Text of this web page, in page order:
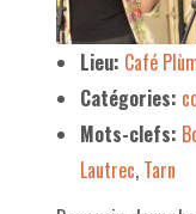
LE PROJET DE
LE CAFÉ/RESTO
LES FORMULES
Lieu: Café
Catégories:
Mots-clefs:
Lautrec, Tarn